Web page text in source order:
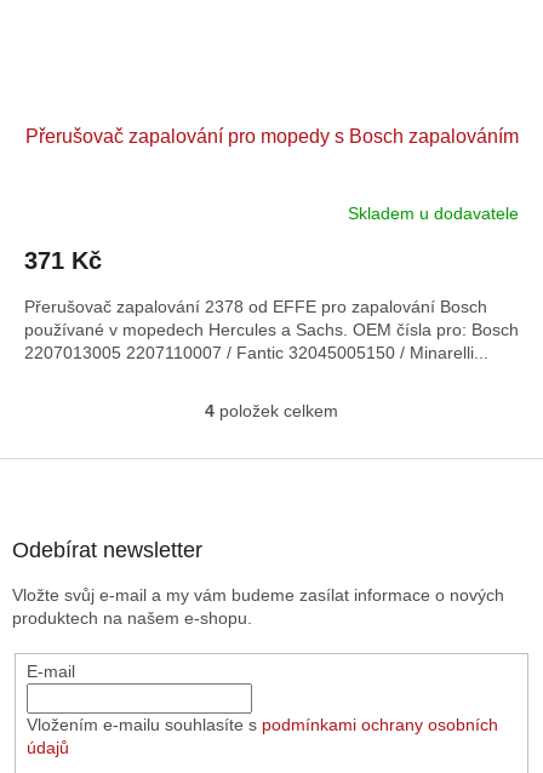
Přerušovač zapalování pro mopedy s Bosch zapalováním
Skladem u dodavatele
371 Kč
Přerušovač zapalování 2378 od EFFE pro zapalování Bosch
používané v mopedech Hercules a Sachs. OEM čísla pro: Bosch
2207013005 2207110007 / Fantic 32045005150 / Minarelli...
O
l
p
v
v
4 položek celkem
Odebírat newsletter
Vložte svůj e-mail a my vám budeme zasílat informace o nových
produktech na našem e-shopu.
E-mail
Vložením e-mailu souhlasíte s podmínkami ochrany osobních
údajů